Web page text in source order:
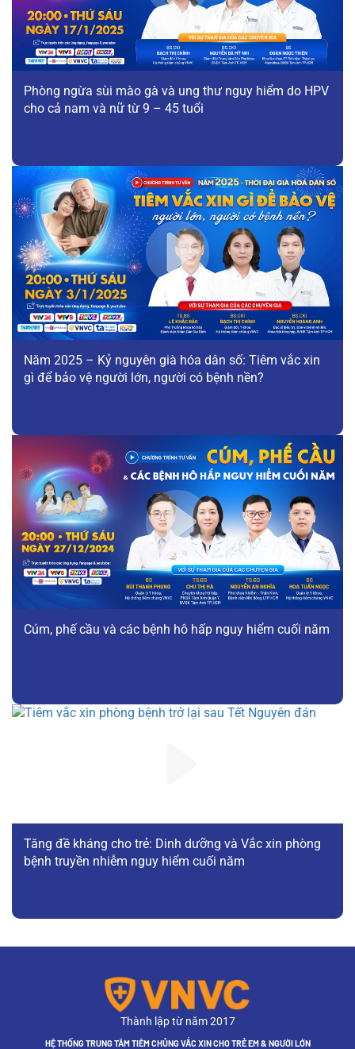
Phòng ngừa sùi mào gà và ung thư nguy hiểm do HPV
cho cả nam và nữ từ 9 – 45 tuổi
Năm 2025 – Kỷ nguyên già hóa dân số: Tiêm vắc xin
gì để bảo vệ người lớn, người có bệnh nền?
Cúm, phế cầu và các bệnh hô hấp nguy hiểm cuối năm
Tăng đề kháng cho trẻ: Dinh dưỡng và Vắc xin phòng
bệnh truyền nhiễm nguy hiểm cuối năm
Thành lập từ năm 2017
HỆ THỐNG TRUNG TÂM TIÊM CHỦNG VẮC XIN CHO TRẺ EM & NGƯỜI LỚN